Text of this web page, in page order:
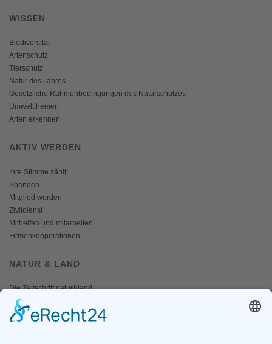
WISSEN
Biodiversität
Artenschutz
Tierschutz
Natur des Jahres
Gesetzliche Rahmenbedingungen des Naturschutzes
Umweltthemen
Arten erkennen
AKTIV WERDEN
Ihre Stimme zählt!
Spenden
Mitglied werden
Zivildienst
Mithelfen und mitarbeiten
Firmenkooperationen
NATUR & LAND
Die Zeitschrift natur&land
Archiv
Mediadaten